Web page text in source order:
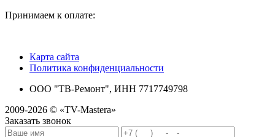
Принимаем к оплате:
Карта сайта
Политика конфиденциальности
ООО "ТВ-Ремонт", ИНН 7717749798
2009-2026 © «TV-Mastera»
Заказать звонок